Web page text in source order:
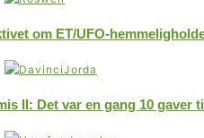
om ET/UFO-
II: Det var en gang 10 gaver